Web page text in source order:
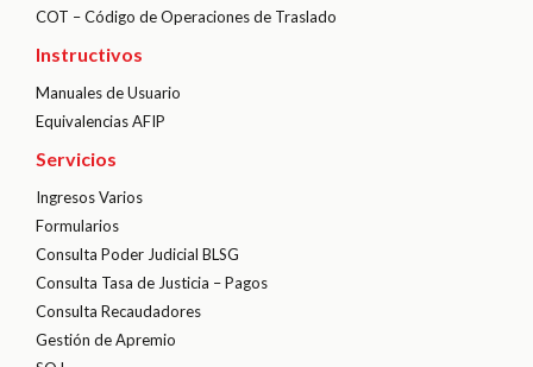
COT – Código de Operaciones de Traslado
Instructivos
Manuales de Usuario
Equivalencias AFIP
Servicios
Ingresos Varios
Formularios
Consulta Poder Judicial BLSG
Consulta Tasa de Justicia – Pagos
Consulta Recaudadores
Gestión de Apremio